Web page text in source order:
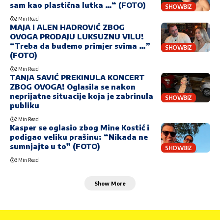
SHOWBIZ
sam kao plastična lutka …“ (FOTO)
2 Min Read
SHOWBIZ
MAJA I ALEN HADROVIĆ ZBOG
OVOGA PRODAJU LUKSUZNU VILU!
“Treba da budemo primjer svima …”
(FOTO)
2 Min Read
SHOWBIZ
TANJA SAVIĆ PREKINULA KONCERT
ZBOG OVOGA! Oglasila se nakon
neprijatne situacije koja je zabrinula
publiku
2 Min Read
SHOWBIZ
Kasper se oglasio zbog Mine Kostić i
podigao veliku prašinu: “Nikada ne
sumnjajte u to” (FOTO)
3 Min Read
Show More